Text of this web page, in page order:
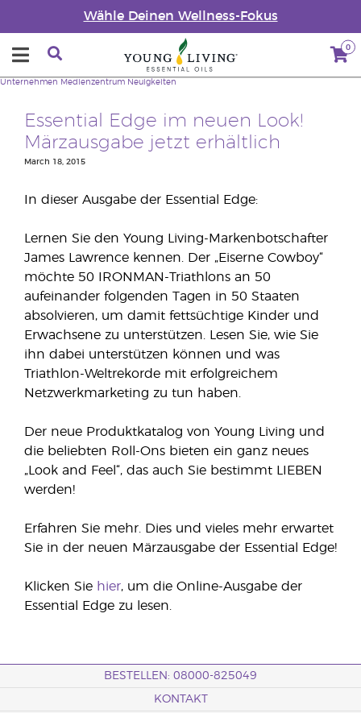
Wähle Deinen Wellness-Fokus
0
Unternehmen Medienzentrum Neuigkeiten
Essential Edge im neuen Look!
Märzausgabe jetzt erhältlich
March 18, 2015
In dieser Ausgabe der Essential Edge:
Lernen Sie den Young Living-Markenbotschafter
James Lawrence kennen. Der „Eiserne Cowboy“
möchte 50 IRONMAN-Triathlons an 50
aufeinander folgenden Tagen in 50 Staaten
absolvieren, um damit fettsüchtige Kinder und
Erwachsene zu unterstützen. Lesen Sie, wie Sie
ihn dabei unterstützen können und was
Triathlon-Weltrekorde mit erfolgreichem
Netzwerkmarketing zu tun haben.
Der neue Produktkatalog von Young Living und
die beliebten Roll-Ons bieten ein ganz neues
„Look and Feel“, das auch Sie bestimmt LIEBEN
werden!
Erfahren Sie mehr. Dies und vieles mehr erwartet
Sie in der neuen Märzausgabe der Essential Edge!
Klicken Sie hier, um die Online-Ausgabe der
Essential Edge zu lesen.
BESTELLEN: 08000-825049
KONTAKT